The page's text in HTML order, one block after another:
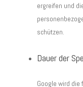
ergreifen und
schützen.
Dauer der
Google wird